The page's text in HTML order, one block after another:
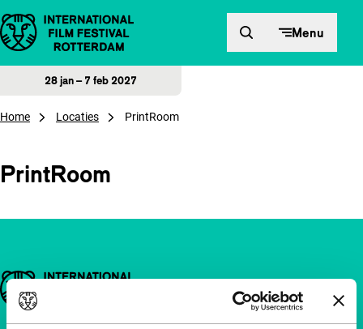
Direct naar inhoud Menu
28 jan – 7 feb 2027
Home Locaties PrintRoom
PrintRoom
Belangrijke links